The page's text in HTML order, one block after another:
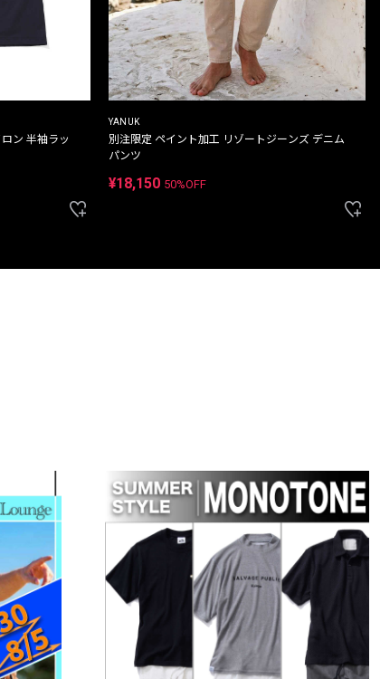
ン 半袖ラッ
YANUK
別注限定 ペイント加工 リゾートジーンズ デニム
パンツ
¥18,150 50%OFF